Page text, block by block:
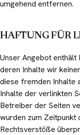
umgehend entfernen.
HAFTUNG FÜR
Unser Angebot
deren Inhalte wir
diese fremden Inhalte
Inhalte der verlinkten
Betreiber der Seiten
wurden zum Zeitpunkt
Rechtsverstöße